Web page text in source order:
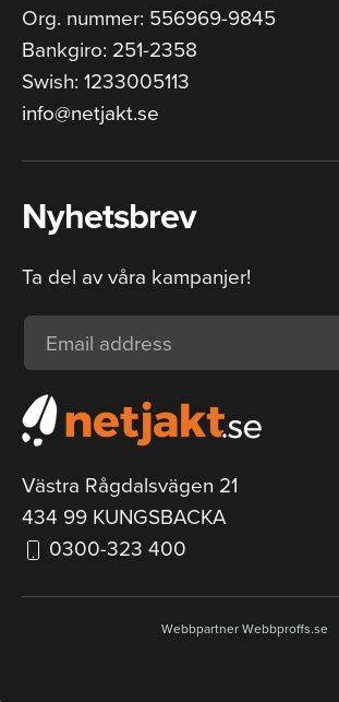
Org. nummer: 556969-9845
Bankgiro: 251-2358
Swish: 1233005113
info@netjakt.se
Nyhetsbrev
Ta del av våra kampanjer!
Västra Rågdalsvägen 21
434 99 KUNGSBACKA
0300-323 400
WebbpartnerWebbproffs.se